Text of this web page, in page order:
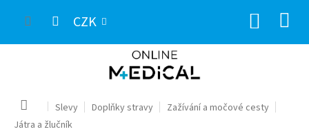
CZK
Domů Slevy Doplňky stravy
Zažívání a močové cesty
Játra a žlučník